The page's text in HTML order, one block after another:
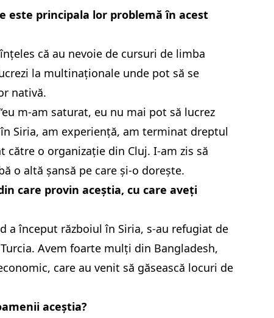
este principala lor problemă în acest
că au nevoie de cursuri de limba
la multinaționale unde pot să se
nativă.
m-am saturat, eu nu mai pot să lucrez
în Siria, am experiență, am terminat dreptul
către o organizație din Cluj. I-am zis să
o altă șansă pe care și-o dorește.
care provin aceștia, cu care aveți
a început războiul în Siria, s-au refugiat de
Avem foarte mulți din Bangladesh,
care au venit să găsească locuri de
aceștia?